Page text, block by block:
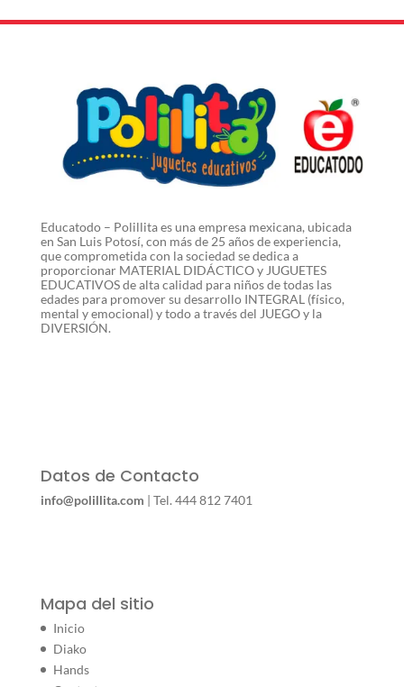
Educatodo – Polillita es una empresa mexicana, ubicada
en San Luis Potosí, con más de 25 años de experiencia,
que comprometida con la sociedad se dedica a
proporcionar MATERIAL DIDÁCTICO y JUGUETES
EDUCATIVOS de alta calidad para niños de todas las
edades para promover su desarrollo INTEGRAL (físico,
mental y emocional) y todo a través del JUEGO y la
DIVERSIÓN.
Datos de Contacto
info@polillita.com | Tel. 444 812 7401
Mapa del sitio
Inicio
Diako
Hands